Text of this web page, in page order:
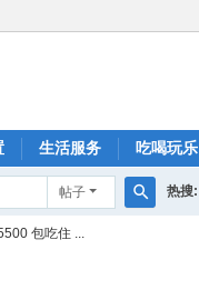
生活服务 吃喝玩乐
帖子 热搜:
包吃住 ...